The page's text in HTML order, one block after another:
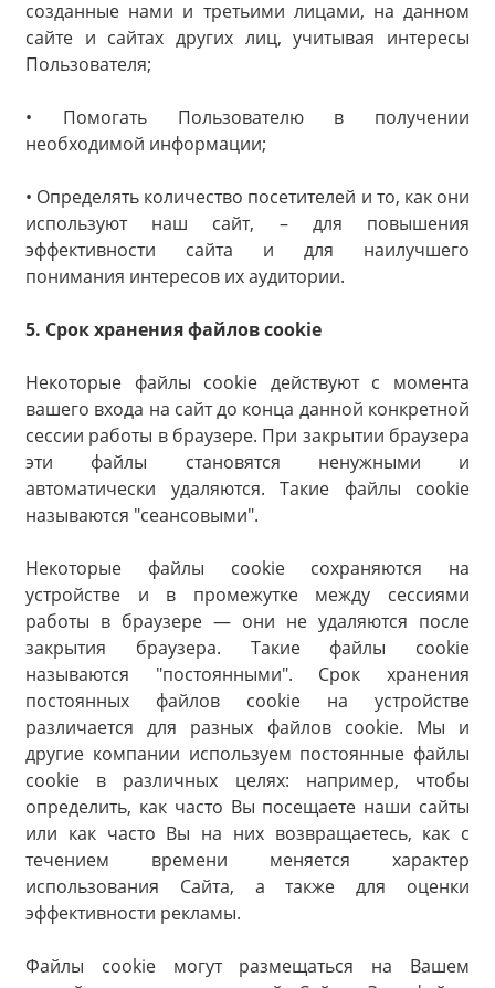
созданные нами и третьими лицами, на данном
сайте и сайтах других лиц, учитывая интересы
Пользователя;
• Помогать Пользователю в получении
необходимой информации;
• Определять количество посетителей и то, как они
используют наш сайт, – для повышения
эффективности сайта и для наилучшего
понимания интересов их аудитории.
5. Срок хранения файлов cookie
Некоторые файлы cookie действуют с момента
вашего входа на сайт до конца данной конкретной
сессии работы в браузере. При закрытии браузера
эти файлы становятся ненужными и
автоматически удаляются. Такие файлы cookie
называются "сеансовыми".
Некоторые файлы cookie сохраняются на
устройстве и в промежутке между сессиями
работы в браузере — они не удаляются после
закрытия браузера. Такие файлы cookie
называются "постоянными". Срок хранения
постоянных файлов cookie на устройстве
различается для разных файлов cookie. Мы и
другие компании используем постоянные файлы
cookie в различных целях: например, чтобы
определить, как часто Вы посещаете наши сайты
или как часто Вы на них возвращаетесь, как с
течением времени меняется характер
использования Сайта, а также для оценки
эффективности рекламы.
Файлы cookie могут размещаться на Вашем